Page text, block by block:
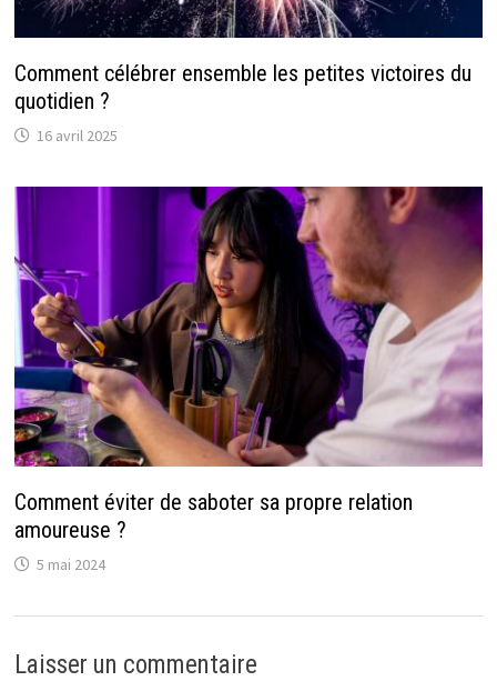
Comment célébrer ensemble les petites victoires du
quotidien ?
16 avril 2025
Comment éviter de saboter sa propre relation
amoureuse ?
5 mai 2024
Laisser un commentaire